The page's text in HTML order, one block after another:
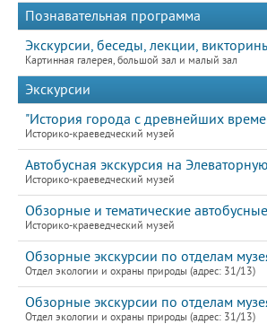
Познавательная программа
Экскурсии, беседы, лекции,
Картинная галерея, большой зал и малый зал
Экскурсии
"История города с древнейших
Историко-краеведческий музей
Автобусная экскурсия на
Историко-краеведческий музей
Обзорные и тематические
Историко-краеведческий музей
Обзорные экскурсии по отделам
Отдел экологии и охраны природы (адрес: 31/13)
Обзорные экскурсии по отделам
Отдел экологии и охраны природы (адрес: 31/13)